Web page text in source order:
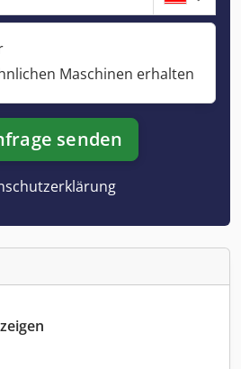
Maschinen erhalten
senden